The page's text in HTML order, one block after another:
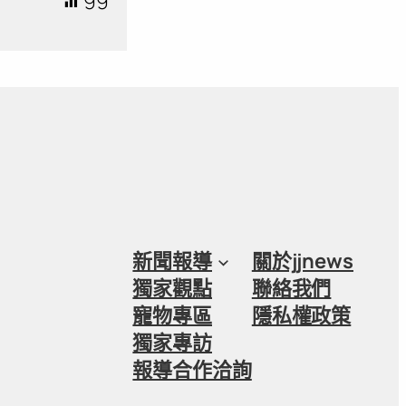
新聞報導
獨家觀點
寵物專區
獨家專訪
報導合作洽詢
關於jjnews
聯絡我們
隱私權政策